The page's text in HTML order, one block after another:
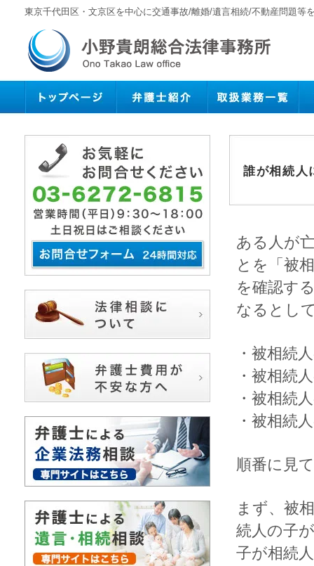
東京千代田区・文京区を中心に交通事故/離婚/遺言相続/不動産問題等
誰が相続人
ある人が
とを「被
を確認す
なるとし
・被相続
・被相続
・被相続
・被相続
順番に見
まず、被
続人の子
子が相続